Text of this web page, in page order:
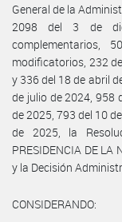
General de la
2098 del 3 de
modificatorios, 232
y 336 del 18 de abril
de julio de 2024, 958
de 2025, 793 del 10
de 2025, la
PRESIDENCIA DE LA
y la Decisión
CONSIDERANDO: